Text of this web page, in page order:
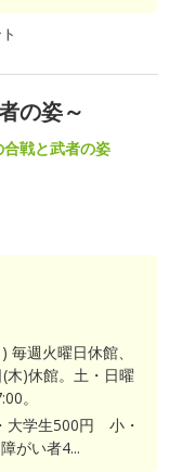
の姿～
戦と武者の姿
週火曜日休館、
木)休館。土・日曜
。
大学生500円 小・
がい者4...